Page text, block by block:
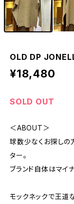
OLD DP
¥18,480
SOLD OUT
＜ABOUT＞
球数少なくお探しの
ター。
ブランド自体はマイ
モックネックで王道